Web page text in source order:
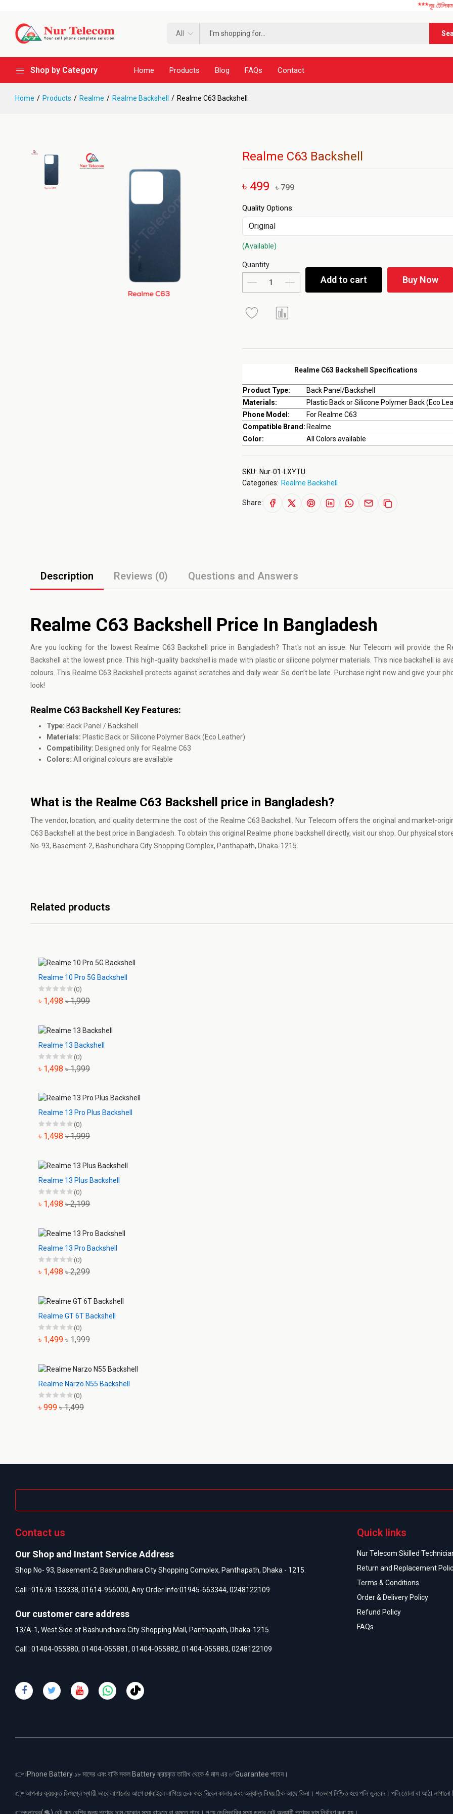
***নূর টেলিকম এ আপনাকে
All
Shop by Category Home Products Blog FAQs Contact
Home Products Realme Realme Backshell Realme C63 Backshell
Realme C63 Backshell
৳ 499 ৳ 799
Realme C63 Backshell Specifications
Product Type:
Back Panel/Backshell
Materials:
Plastic Back or Silicone Polymer Back (Eco
Phone Model:
For Realme C63
Compatible Brand: Realme
Color:
All Colors available
Quality Options:
(Available)
Quantity
Add to cart Buy Now
SKU: Nur-01-LXYTU
Categories: Realme Backshell
Share:
Description Reviews (0) Questions and Answers
Realme C63 Backshell Price In Bangladesh
Are you looking for the lowest Realme C63 Backshell price in Bangladesh? That's not an issue. Nur Telecom will provide the
Backshell at the lowest price. This high-quality backshell is made with plastic or silicone polymer materials. This nice backshell is
colours. This Realme C63 Backshell protects against scratches and daily wear. So don’t be late. Purchase right now and give your
look!
Realme C63 Backshell Key Features:
Type: Back Panel / Backshell
Materials: Plastic Back or Silicone Polymer Back (Eco Leather)
Compatibility: Designed only for Realme C63
Colors: All original colours are available
What is the Realme C63 Backshell price in Bangladesh?
The vendor, location, and quality determine the cost of the Realme C63 Backshell. Nur Telecom offers the original and market-
C63 Backshell at the best price in Bangladesh. To obtain this original Realme phone backshell directly, visit our shop. Our physical
No-93, Basement-2, Bashundhara City Shopping Complex, Panthapath, Dhaka-1215.
Related products
Realme 10 Pro 5G Backshell
(0)
৳ 1,498 ৳ 1,999
Realme 13 Backshell
(0)
৳ 1,498 ৳ 1,999
Realme 13 Pro Plus Backshell
(0)
৳ 1,498 ৳ 1,999
Realme 13 Plus Backshell
(0)
৳ 1,498 ৳ 2,199
Realme 13 Pro Backshell
(0)
৳ 1,498 ৳ 2,299
Realme GT 6T Backshell
(0)
৳ 1,499 ৳ 1,999
Realme Narzo N55 Backshell
(0)
৳ 999 ৳ 1,499
Contact us
Our Shop and Instant Service Address
Shop No- 93, Basement-2, Bashundhara City Shopping Complex, Panthapath, Dhaka - 1215.
Call : 01678-133338, 01614-956000, Any Order Info:01945-663344, 0248122109
Our customer care address
13/A-1, West Side of Bashundhara City Shopping Mall, Panthapath, Dhaka-1215.
Call : 01404-055880, 01404-055881, 01404-055882, 01404-055883, 0248122109
Quick links
Nur Telecom Skilled
Return and Replacement
Terms & Conditions
Order & Delivery Policy
Refund Policy
FAQs
👉 iPhone Battery ১৮ মাসের এবং বাকি সকল Battery ক্রয়কৃত তারিখ থেকে 4 মাস এর ✅Guarantee পাবেন।
👉 আপনার ক্রয়কৃত ডিসপ্লে স্থায়ী ভাবে লাগানোর আগে মোবাইলে লাগিয়ে চেক করে নিবেন কালার এবং অন্যান্য বিষয় ঠিক আছে কিনা। শতভাগ নিশ্চিত হয়ে পলি তুলবেন। পলি তোলা বা আঠা
👉ডলারের(💲) রেট কম বেশির জন্য পণ্যের দাম যেকোন সময় বাড়তে বা কমতে পারে। পণ্য ডেলিভারির সময় ডলার রেট অনুযায়ী পণ্যের দাম নির্ধারণ করা হয়।